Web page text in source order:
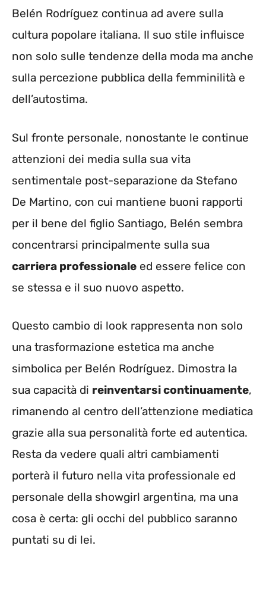
Belén Rodríguez continua ad avere sulla
cultura popolare italiana. Il suo stile influisce
non solo sulle tendenze della moda ma anche
sulla percezione pubblica della femminilità e
dell’autostima.
Sul fronte personale, nonostante le continue
attenzioni dei media sulla sua vita
sentimentale post-separazione da Stefano
De Martino, con cui mantiene buoni rapporti
per il bene del figlio Santiago, Belén sembra
concentrarsi principalmente sulla sua
carriera professionale ed essere felice con
se stessa e il suo nuovo aspetto.
Questo cambio di look rappresenta non solo
una trasformazione estetica ma anche
simbolica per Belén Rodríguez. Dimostra la
sua capacità di reinventarsi continuamente,
rimanendo al centro dell’attenzione mediatica
grazie alla sua personalità forte ed autentica.
Resta da vedere quali altri cambiamenti
porterà il futuro nella vita professionale ed
personale della showgirl argentina, ma una
cosa è certa: gli occhi del pubblico saranno
puntati su di lei.